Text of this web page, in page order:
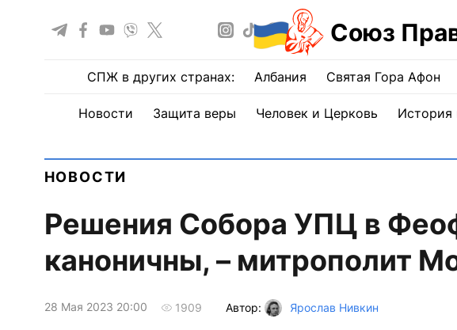
Союз
СПЖ в других странах: Албания Святая Гора Афон
Новости Защита веры Человек и Церковь История
НОВОСТИ
Решения Собора УПЦ в
каноничны, – митрополит
28 Мая 2023 20:00 1909 Автор: Ярослав Нивкин